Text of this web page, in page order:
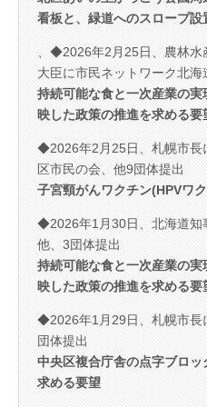
看板と、緑道へのスロープ設
、◆2026年2月25日、農林
大臣に市民ネットワーク北海
持続可能な食と一次産業の
映した政策の推進を求める要
◆2026年2月25日、札幌市長
区市民の会、他9団体提出
子宮頸がんワクチン(HPVワ
◆2026年1月30日、北海道知
他、3団体提出
持続可能な食と一次産業の
映した政策の推進を求める要
◆2026年1月29日、札幌市長
団体提出
中央区複合庁舎の点字ブロ
求める要望